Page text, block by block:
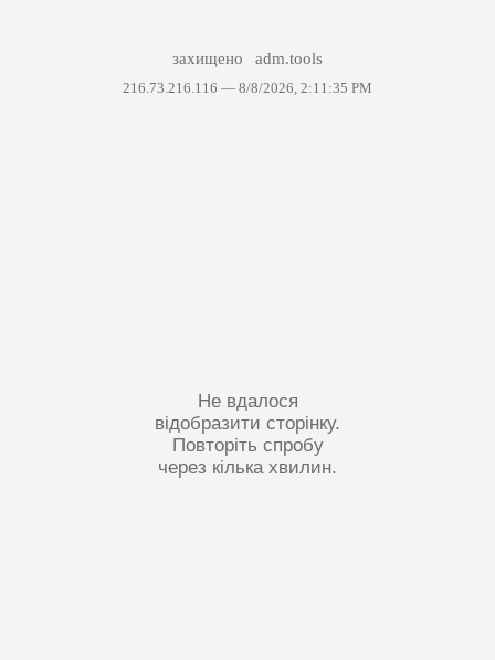
захищено adm.tools
216.73.216.116 — 8/8/2026, 2:11:35 PM
Не вдалося
відобразити сторінку.
Повторіть спробу
через кілька хвилин.